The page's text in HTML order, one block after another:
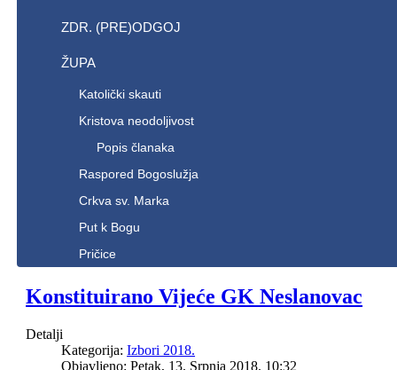
ZDR. (PRE)ODGOJ
ŽUPA
Katolički skauti
Kristova neodoljivost
Popis članaka
Raspored Bogoslužja
Crkva sv. Marka
Put k Bogu
Pričice
Konstituirano Vijeće GK Neslanovac
Detalji
Kategorija:Izbori 2018.
Objavljeno: Petak, 13. Srpnja 2018. 10:32